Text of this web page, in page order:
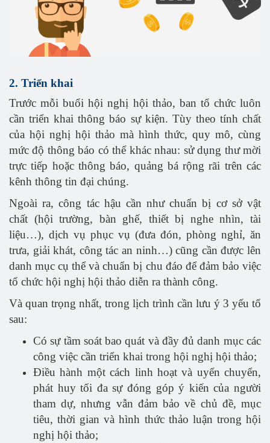
2. Triển khai
Trước mỗi buổi hội nghị hội thảo, ban tổ chức luôn
cần triển khai thông báo sự kiện. Tùy theo tính chất
của hội nghị hội thảo mà hình thức, quy mô, cùng
mức độ thông báo có thể khác nhau: sử dụng thư mời
trực tiếp hoặc thông báo, quảng bá rộng rãi trên các
kênh thông tin đại chúng.
Ngoài ra, công tác hậu cần như chuẩn bị cơ sở vật
chất (hội trường, bàn ghế, thiết bị nghe nhìn, tài
liệu…), dịch vụ phục vụ (đưa đón, phòng nghỉ, ăn
trưa, giải khát, công tác an ninh…) cũng cần được lên
danh mục cụ thể và chuẩn bị chu đáo để đảm bảo việc
tổ chức hội nghị hội thảo diễn ra thành công.
Và quan trọng nhất, trong lịch trình cần lưu ý 3 yếu tố
sau:
Có sự tầm soát bao quát và đầy đủ danh mục các
công việc cần triển khai trong hội nghị hội thảo;
Điều hành một cách linh hoạt và uyển chuyển,
phát huy tối đa sự đóng góp ý kiến của người
tham dự, nhưng vẫn đảm bảo về chủ đề, mục
tiêu, thời gian và hình thức thảo luận trong hội
nghị hội thảo;